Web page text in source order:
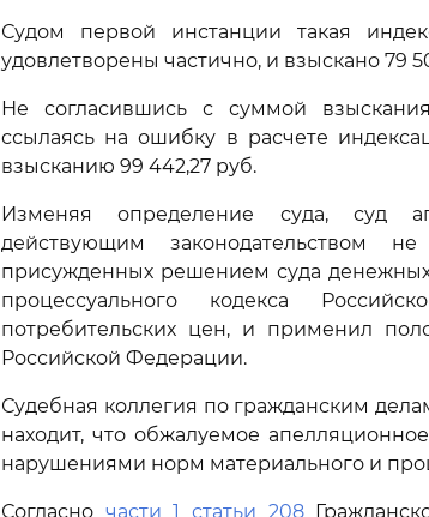
Судом первой инстанции такая
удовлетворены частично, и взыскано 79
Не согласившись с суммой
ссылаясь на ошибку в расчете
взысканию 99 442,27 руб.
Изменяя определение суда, суд
действующим законодательством
присужденных решением суда
процессуального кодекса
потребительских цен, и применил
Российской Федерации.
Судебная коллегия по гражданским
находит, что обжалуемое
нарушениями норм материального и
Согласно части 1 статьи 208